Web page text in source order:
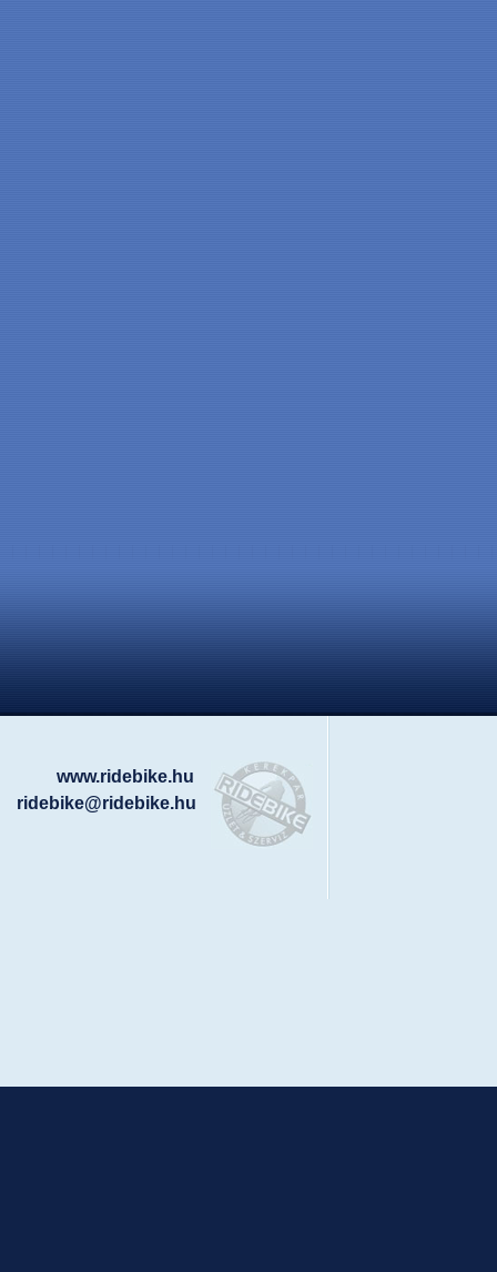
www.ridebike.hu
ridebike@ridebike.hu